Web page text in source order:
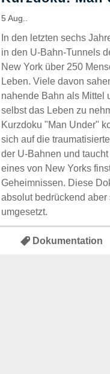
In den letzten sechs
in den U-Bahn-Tunnels
New York über 250
Leben. Viele davon
nahende Bahn als Mittel
selbst das Leben zu
Kurzdoku "Man Under"
sich auf die
der U-Bahnen und
eines von New Yorks
Geheimnissen. Diese
absolut bedrückend aber
umgesetzt.
Dokumentation